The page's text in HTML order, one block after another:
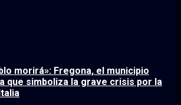
morirá»: Fregona, el municipio
que simboliza la grave crisis por la